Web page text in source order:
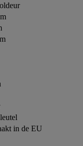
in de EU